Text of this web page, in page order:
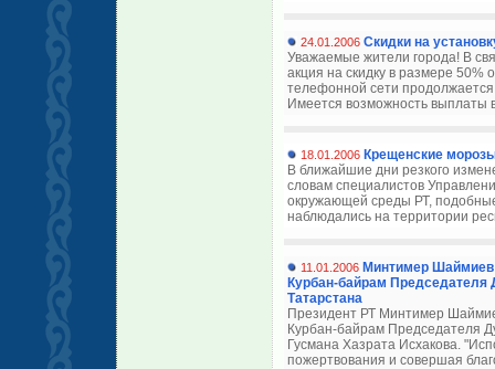
24.01.2006 Скидки на
Уважаемые жители города! В
акция на скидку в размере
телефонной сети
Имеется возможность выплаты
18.01.2006 Крещенские
В ближайшие дни резкого
словам специалистов
окружающей среды РТ,
наблюдались на территории
11.01.2006 Минтимер
Курбан-байрам Председателя
Татарстана
Президент РТ Минтимер
Курбан-байрам Председателя
Гусмана Хазрата Исхакова.
пожертвования и совершая